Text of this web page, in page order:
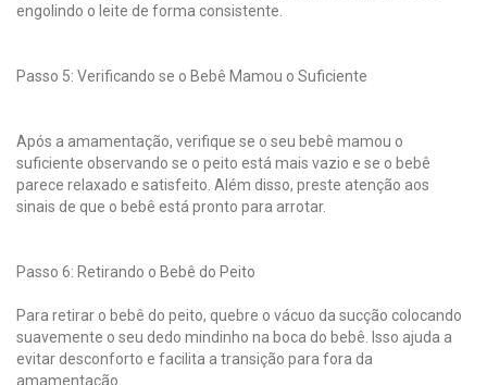
engolindo o leite de forma consistente.
Passo 5: Verificando se o Bebê Mamou o Suficiente
Após a amamentação, verifique se o seu bebê mamou o
suficiente observando se o peito está mais vazio e se o bebê
parece relaxado e satisfeito. Além disso, preste atenção aos
sinais de que o bebê está pronto para arrotar.
Passo 6: Retirando o Bebê do Peito
Para retirar o bebê do peito, quebre o vácuo da sucção colocando
suavemente o seu dedo mindinho na boca do bebê. Isso ajuda a
evitar desconforto e facilita a transição para fora da
amamentação.